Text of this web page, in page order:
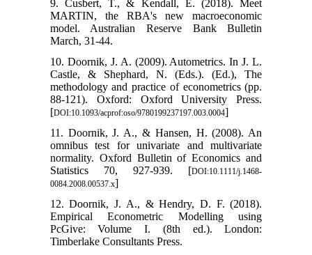
9. Cusbert, T., & Kendall, E. (2018). Meet
MARTIN, the RBA's new macroeconomic
model. Australian Reserve Bank Bulletin
March, 31-44.
10. Doornik, J. A. (2009). Autometrics. In J. L.
Castle, & Shephard, N. (Eds.). (Ed.), The
methodology and practice of econometrics (pp.
88-121). Oxford: Oxford University Press.
[DOI:10.1093/acprof:oso/9780199237197.003.0004]
11. Doornik, J. A., & Hansen, H. (2008). An
omnibus test for univariate and multivariate
normality. Oxford Bulletin of Economics and
Statistics 70, 927-939. [DOI:10.1111/j.1468-
0084.2008.00537.x]
12. Doornik, J. A., & Hendry, D. F. (2018).
Empirical Econometric Modelling using
PcGive: Volume I. (8th ed.). London:
Timberlake Consultants Press.